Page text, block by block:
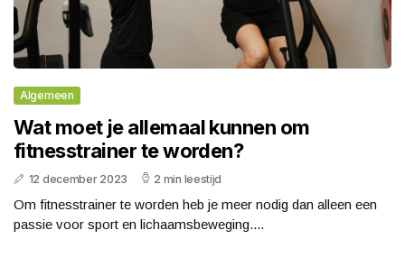
Algemeen
Wat moet je allemaal kunnen om
fitnesstrainer te worden?
12 december 2023 2 min leestijd
Om fitnesstrainer te worden heb je meer nodig dan alleen een
passie voor sport en lichaamsbeweging....